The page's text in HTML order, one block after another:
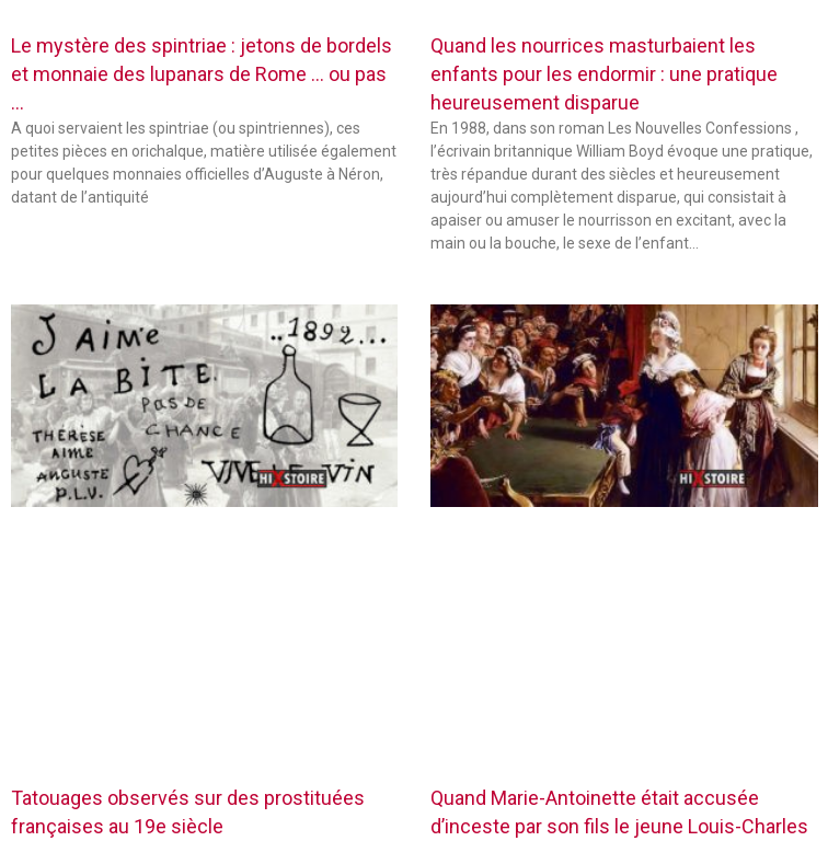
Le mystère des spintriae : jetons de bordels
et monnaie des lupanars de Rome … ou pas
…
A quoi servaient les spintriae (ou spintriennes), ces
petites pièces en orichalque, matière utilisée également
pour quelques monnaies officielles d’Auguste à Néron,
datant de l’antiquité
Quand les nourrices masturbaient les
enfants pour les endormir : une pratique
heureusement disparue
En 1988, dans son roman Les Nouvelles Confessions ,
l’écrivain britannique William Boyd évoque une pratique,
très répandue durant des siècles et heureusement
aujourd’hui complètement disparue, qui consistait à
apaiser ou amuser le nourrisson en excitant, avec la
main ou la bouche, le sexe de l’enfant…
Tatouages observés sur des prostituées
françaises au 19e siècle
Quand Marie-Antoinette était accusée
d’inceste par son fils le jeune Louis-Charles